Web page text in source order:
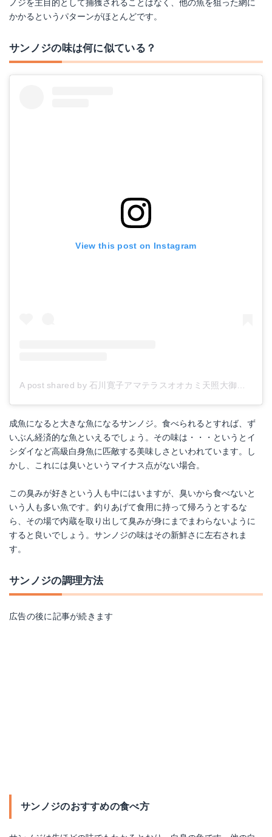
ノジを主目的として捕獲されることはなく、他の魚を狙った網に
かかるというパターンがほとんどです。
サンノジの味は何に似ている？
View this post on Instagram
成魚になると大きな魚になるサンノジ。食べられるとすれば、ず
いぶん経済的な魚といえるでしょう。その味は・・・というとイ
シダイなど高級白身魚に匹敵する美味しさといわれています。し
かし、これには臭いというマイナス点がない場合。
この臭みが好きという人も中にはいますが、臭いから食べないと
いう人も多い魚です。釣りあげて食用に持って帰ろうとするな
ら、その場で内蔵を取り出して臭みが身にまでまわらないように
すると良いでしょう。サンノジの味はその新鮮さに左右されま
す。
サンノジの調理方法
広告の後に記事が続きます
サンノジのおすすめの食べ方